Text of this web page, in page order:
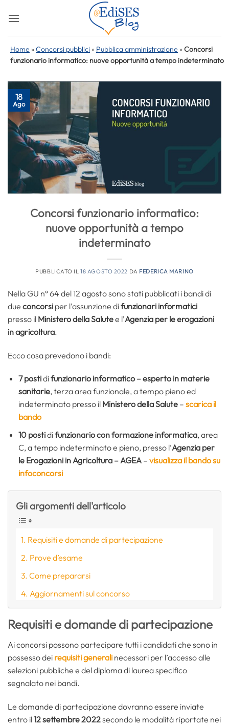
Home »Concorsi pubblici » Pubblica amministrazione »Concorsi
funzionario informatico: nuove opportunità a tempo indeterminato
18
Ago
Concorsi funzionario informatico:
nuove opportunità a tempo
indeterminato
PUBBLICATO IL18 AGOSTO 2022 DA FEDERICA MARINO
Nella GU n° 64 del 12 agosto sono stati pubblicati i bandi di
due concorsi per l’assunzione difunzionari informatici
presso il Ministero della Salutee l’Agenzia per le erogazioni
in agricoltura.
Ecco cosa prevedono i bandi:
7 postidifunzionario informatico – esperto in materie
sanitarie, terza area funzionale, a tempo pieno ed
indeterminato presso il Ministero della Salute– scarica il
bando
10 postidifunzionario con formazione informatica, area
C, a tempo indeterminato e pieno, presso l’Agenzia per
le Erogazioni in Agricoltura – AGEA– visualizza il bando su
infoconcorsi
Gli argomenti dell'articolo
Requisiti e domande di partecipazione
Prove d’esame
Come prepararsi
Aggiornamenti sul concorso
Requisiti e domande di partecipazione
Ai concorsi possono partecipare tutti i candidati che sono in
possesso dei requisiti generali necessari per l’accesso alle
selezioni pubbliche e del diploma di laurea specifico
segnalato nei bandi.
Le domande di partecipazione dovranno essere inviate
entro il12 settembre 2022secondo le modalità riportate nei